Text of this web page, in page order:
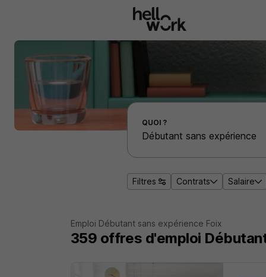
Effectuer une recherche d'emploi par localité
QUOI ?
Filtres Contrats Salaire
Emploi Débutant sans expérience Foix
359 offres d'emploi